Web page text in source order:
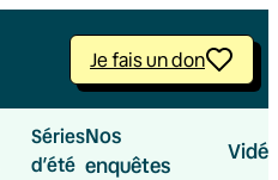
Je fais un don
Séries
d’été
Nos
enquêtes